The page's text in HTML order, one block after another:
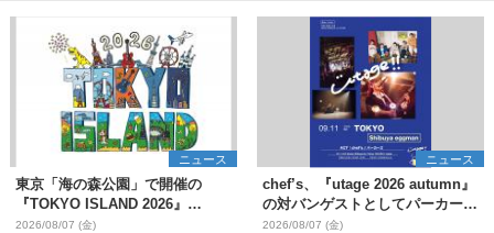
ニュース
東京「海の森公園」で開催の
『TOKYO ISLAND 2026』
BIGMAMA、flumpoolら第3弾出
2026/08/07 (金)
ニュース
chef’s、『utage 2026 autumn』
の対バンゲストとしてパーカーズ
を発表
2026/08/07 (金)